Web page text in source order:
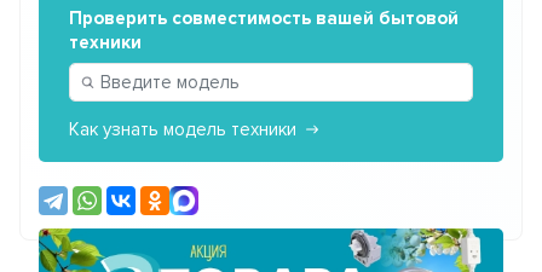
Проверить совместимость вашей бытовой
техники
Как узнать модель техники